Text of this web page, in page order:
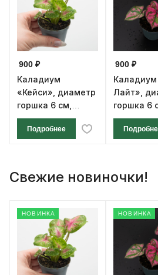
900 ₽
Каладиум
«Кейси», диаметр
горшка 6 см,
высота 12 см
Подробнее
900 ₽
Лайт»,
горшка 6
высота
Свежие новиночки!
НОВИНКА НОВИНКА